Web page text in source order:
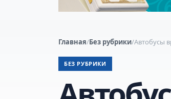
Главная/Без рубрики/Автобусы
БЕЗ РУБРИКИ